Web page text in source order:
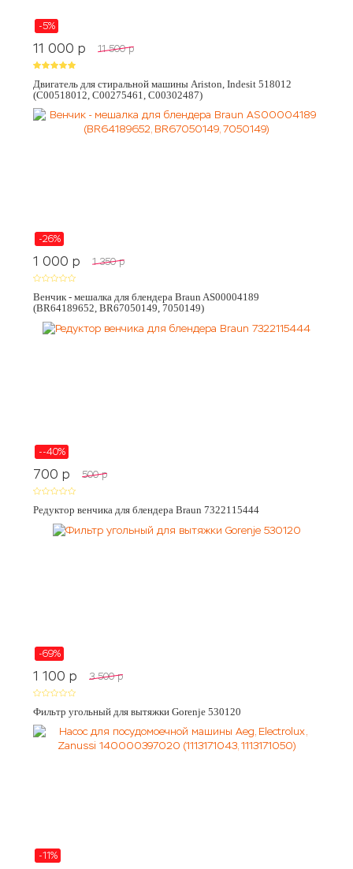
-5%
11 000 p 11 500 p
Двигатель для стиральной машины Ariston, Indesit 518012
(C00518012, C00275461, C00302487)
-26%
1 000 p 1 350 p
Венчик - мешалка для блендера Braun AS00004189
(BR64189652, BR67050149, 7050149)
--40%
700 p 500 p
Редуктор венчика для блендера Braun 7322115444
-69%
1 100 p 3 500 p
Фильтр угольный для вытяжки Gorenje 530120
-11%